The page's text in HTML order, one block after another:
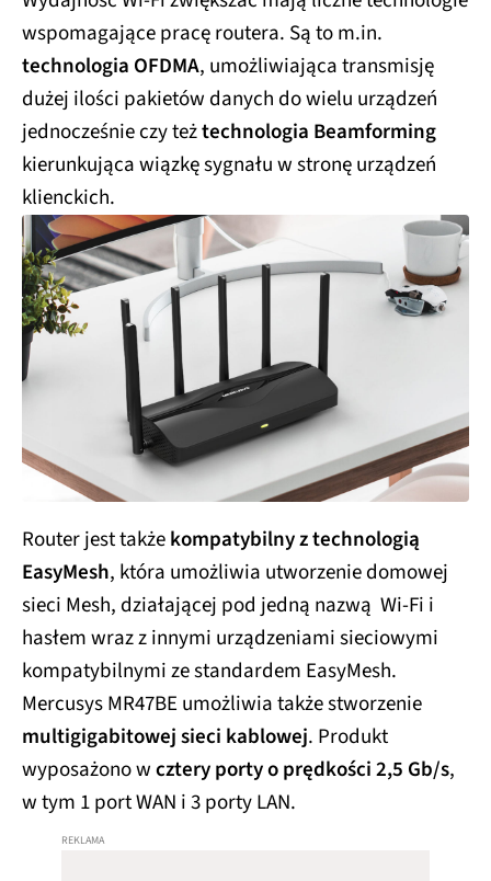
wspomagające pracę routera. Są to m.in.
technologia OFDMA, umożliwiająca transmisję
dużej ilości pakietów danych do wielu urządzeń
jednocześnie czy teżtechnologia Beamforming
kierunkująca wiązkę sygnału w stronę urządzeń
klienckich.
Router jest takżekompatybilny z technologią
EasyMesh, która umożliwia utworzenie domowej
sieci Mesh, działającej pod jedną nazwą Wi-Fi i
hasłem wraz z innymi urządzeniami sieciowymi
kompatybilnymi ze standardem EasyMesh.
Mercusys MR47BE umożliwia także stworzenie
multigigabitowej sieci kablowej. Produkt
wyposażono wcztery porty o prędkości 2,5 Gb/s,
w tym 1 port WAN i 3 porty LAN.